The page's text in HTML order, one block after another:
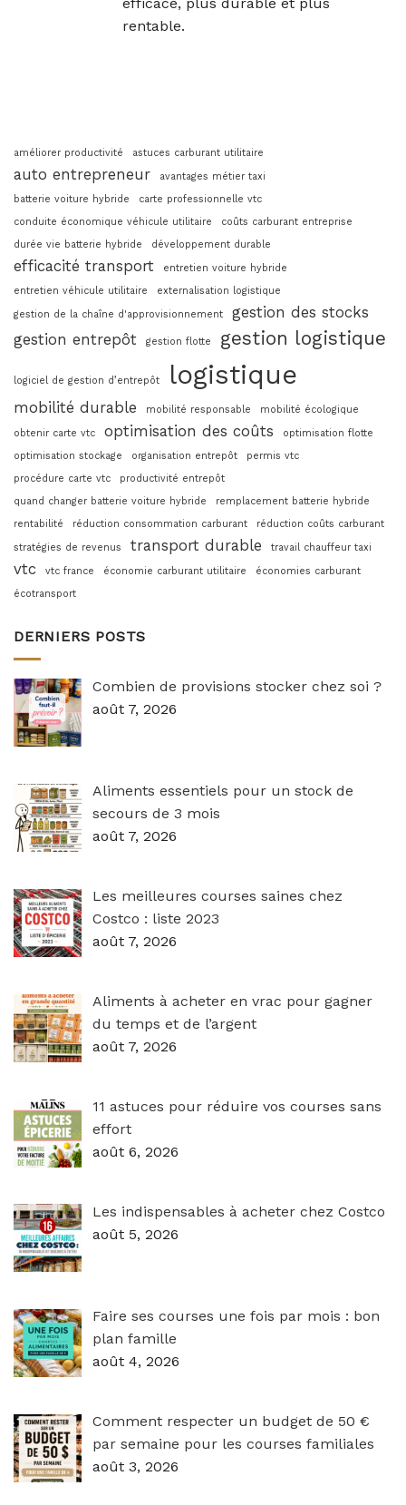
efficace, plus durable et plus
rentable.
améliorer productivité astuces carburant utilitaire
auto entrepreneur
avantages métier taxi
batterie voiture hybride
carte professionnelle vtc
conduite économique véhicule utilitaire
coûts carburant entreprise
durée vie batterie hybride
développement durable
efficacité transport
entretien voiture hybride
entretien véhicule utilitaire
externalisation logistique
gestion de la chaîne d'approvisionnement
gestion des stocks
gestion entrepôt
gestion flotte gestion logistique
logiciel de gestion d’entrepôt logistique
mobilité durable mobilité responsable
mobilité écologique
obtenir carte vtc
optimisation des coûts
optimisation flotte
optimisation stockage
organisation entrepôt
permis vtc
procédure carte vtc
productivité entrepôt
quand changer batterie voiture hybride
remplacement batterie hybride
rentabilité
réduction consommation carburant
réduction coûts carburant
stratégies de revenus
transport durable travail chauffeur taxi
vtc vtc france économie carburant utilitaire
économies carburant
écotransport
DERNIERS POSTS
Combien de provisions stocker chez soi ?
août 7, 2026
Aliments essentiels pour un stock de
secours de 3 mois
août 7, 2026
Les meilleures courses saines chez
Costco : liste 2023
août 7, 2026
Aliments à acheter en vrac pour gagner
du temps et de l’argent
août 7, 2026
11 astuces pour réduire vos courses sans
effort
août 6, 2026
Les indispensables à acheter chez Costco
août 5, 2026
Faire ses courses une fois par mois : bon
plan famille
août 4, 2026
Comment respecter un budget de 50 €
par semaine pour les courses familiales
août 3, 2026